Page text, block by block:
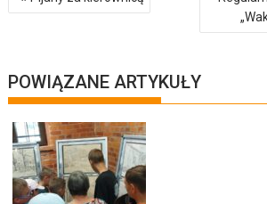
wpisu
POWIĄZANE ARTYKUŁY